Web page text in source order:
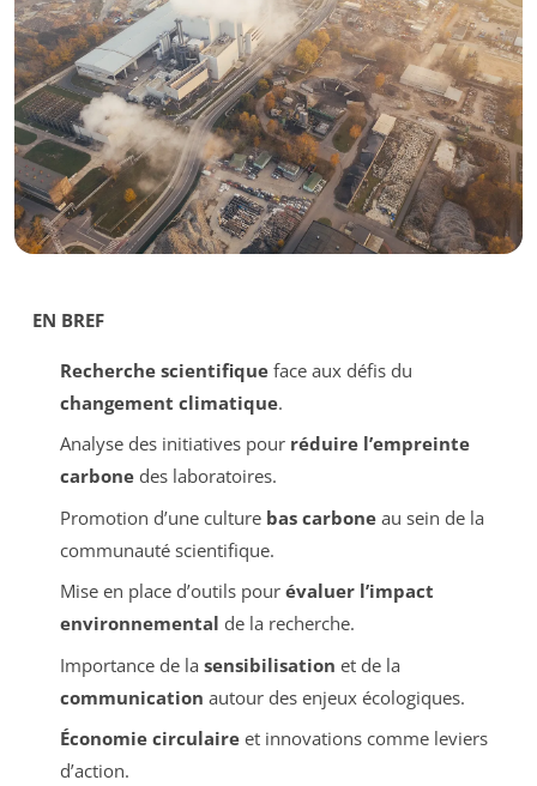
EN BREF
Recherche scientifiqueface aux défis du
changement climatique.
Analyse des initiatives pour réduire l’empreinte
carbonedes laboratoires.
Promotion d’une culture bas carboneau sein de la
communauté scientifique.
Mise en place d’outils pour évaluer l’impact
environnemental de la recherche.
Importance de la sensibilisation et de la
communication autour des enjeux écologiques.
Économie circulaireet innovations comme leviers
d’action.